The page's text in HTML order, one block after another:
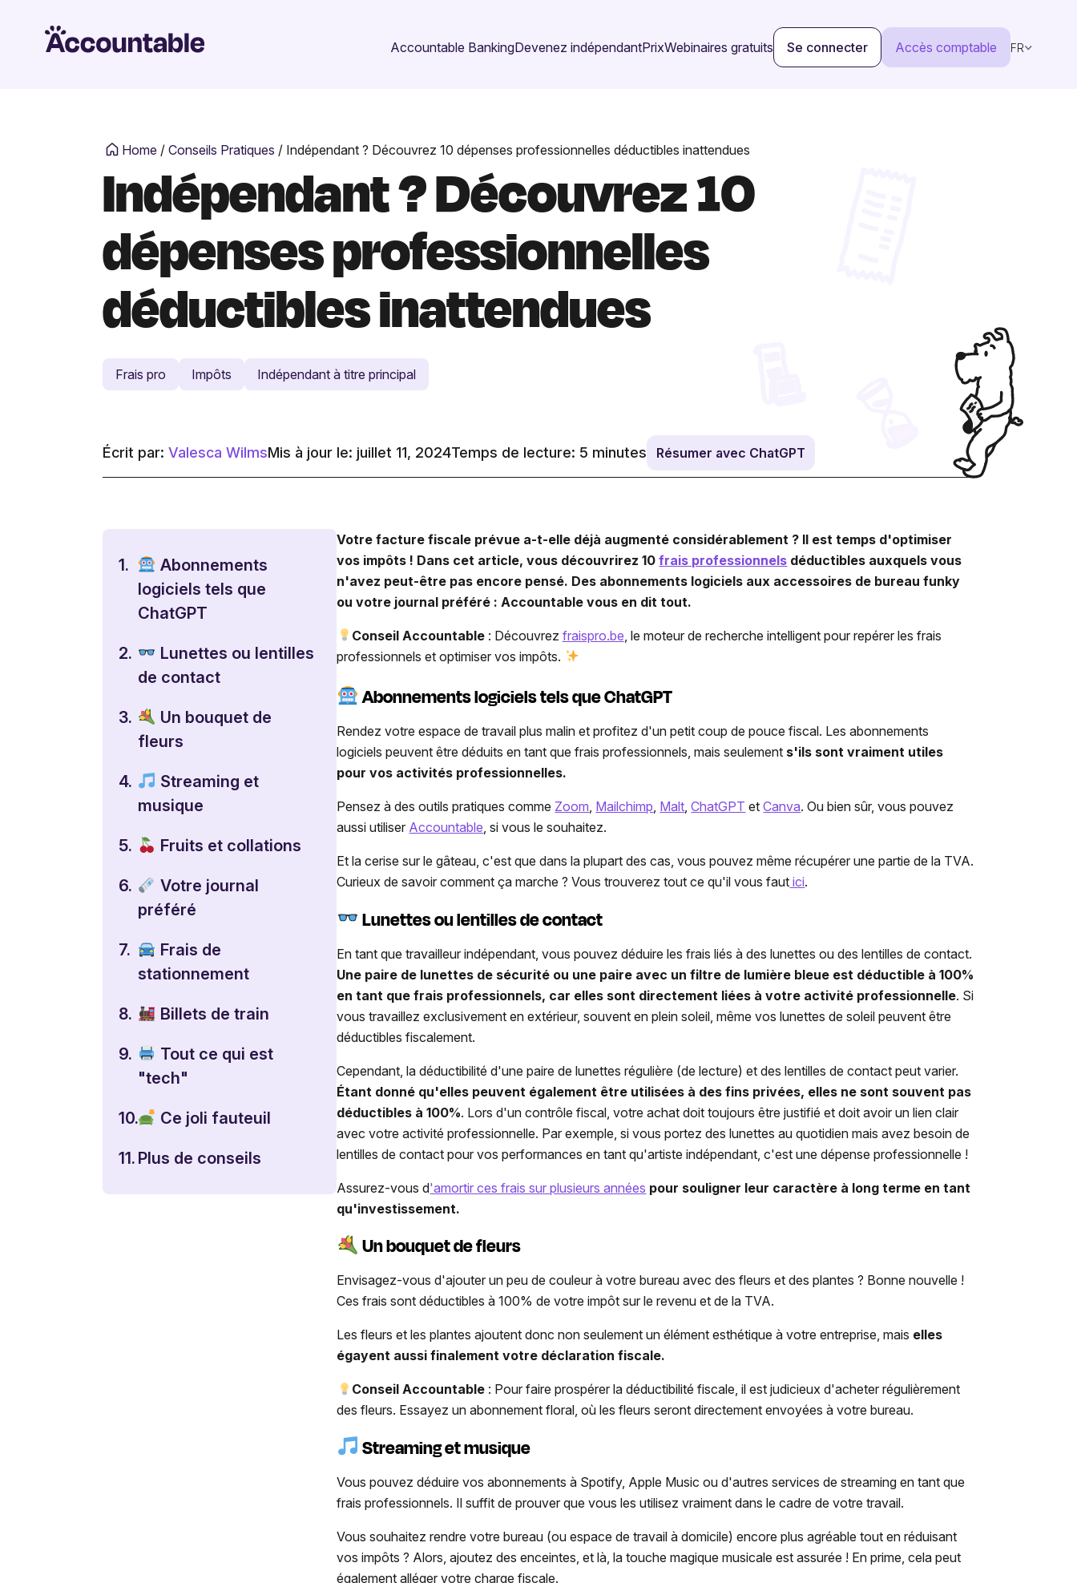
Accountable BankingDevenez indépendantPrixWebinaires gratuits Se connecter Accès comptable FR
Home / Conseils Pratiques / Indépendant ? Découvrez 10 dépenses professionnelles déductibles inattendues
Indépendant ? Découvrez 10
dépenses professionnelles
déductibles inattendues
Frais pro Impôts Indépendant à titre principal
Écrit par: Valesca WilmsMis à jour le: juillet 11, 2024Temps de lecture: 5 minutes Résumer avec ChatGPT
1.
Abonnements
logiciels tels que
ChatGPT
2.
Lunettes ou lentilles
de contact
3.
Un bouquet de
fleurs
4.
Streaming et
musique
5. Fruits et collations
6.
Votre journal
préféré
7.
Frais de
stationnement
8. Billets de train
9.
Tout ce qui est
"tech"
10. Ce joli fauteuil
11. Plus de conseils
Votre facture fiscale prévue a-t-elle déjà augmenté considérablement ? Il est temps d'optimiser
vos impôts ! Dans cet article, vous découvrirez 10frais professionnels déductibles auxquels vous
n'avez peut-être pas encore pensé. Des abonnements logiciels aux accessoires de bureau funky
ou votre journal préféré : Accountable vous en dit tout.
Conseil Accountable : Découvrez fraispro.be , le moteur de recherche intelligent pour repérer les frais
professionnels et optimiser vos impôts.
Abonnements logiciels tels que ChatGPT
Rendez votre espace de travail plus malin et profitez d'un petit coup de pouce fiscal. Les abonnements
logiciels peuvent être déduits en tant que frais professionnels, mais seulement s'ils sont vraiment utiles
pour vos activités professionnelles.
Pensez à des outils pratiques comme Zoom, Mailchimp, Malt,ChatGPT etCanva. Ou bien sûr, vous pouvez
aussi utiliser Accountable, si vous le souhaitez.
Et la cerise sur le gâteau, c'est que dans la plupart des cas, vous pouvez même récupérer une partie de la TVA.
Curieux de savoir comment ça marche ? Vous trouverez tout ce qu'il vous faut ici.
Lunettes ou lentilles de contact
En tant que travailleur indépendant, vous pouvez déduire les frais liés à des lunettes ou des lentilles de contact.
Une paire de lunettes de sécurité ou une paire avec un filtre de lumière bleue est déductible à 100%
en tant que frais professionnels, car elles sont directement liées à votre activité professionnelle. Si
vous travaillez exclusivement en extérieur, souvent en plein soleil, même vos lunettes de soleil peuvent être
déductibles fiscalement.
Cependant, la déductibilité d'une paire de lunettes régulière (de lecture) et des lentilles de contact peut varier.
Étant donné qu'elles peuvent également être utilisées à des fins privées, elles ne sont souvent pas
déductibles à 100%. Lors d'un contrôle fiscal, votre achat doit toujours être justifié et doit avoir un lien clair
avec votre activité professionnelle. Par exemple, si vous portez des lunettes au quotidien mais avez besoin de
lentilles de contact pour vos performances en tant qu'artiste indépendant, c'est une dépense professionnelle !
Assurez-vous d'amortir ces frais sur plusieurs années pour souligner leur caractère à long terme en tant
qu'investissement.
Un bouquet de fleurs
Envisagez-vous d'ajouter un peu de couleur à votre bureau avec des fleurs et des plantes ? Bonne nouvelle !
Ces frais sont déductibles à 100% de votre impôt sur le revenu et de la TVA.
Les fleurs et les plantes ajoutent donc non seulement un élément esthétique à votre entreprise, mais elles
égayent aussi finalement votre déclaration fiscale.
Conseil Accountable: Pour faire prospérer la déductibilité fiscale, il est judicieux d'acheter régulièrement
des fleurs. Essayez un abonnement floral, où les fleurs seront directement envoyées à votre bureau.
Streaming et musique
Vous pouvez déduire vos abonnements à Spotify, Apple Music ou d'autres services de streaming en tant que
frais professionnels. Il suffit de prouver que vous les utilisez vraiment dans le cadre de votre travail.
Vous souhaitez rendre votre bureau (ou espace de travail à domicile) encore plus agréable tout en réduisant
vos impôts ? Alors, ajoutez des enceintes, et là, la touche magique musicale est assurée ! En prime, cela peut
également alléger votre charge fiscale.